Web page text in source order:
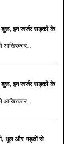
शुरू, इन जर्जर सड़कों के
आखिरकार...
शुरू, इन जर्जर सड़कों के
आखिरकार...
धूल और गड्ढों से